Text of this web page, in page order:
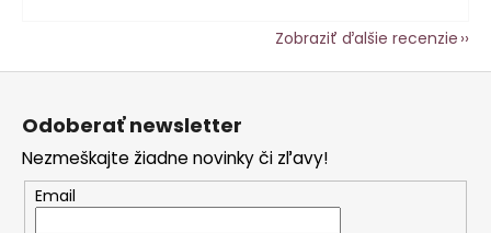
Zobraziť ďalšie recenzie
Z
Odoberať newsletter
Nezmeškajte žiadne novinky či zľavy!
Email